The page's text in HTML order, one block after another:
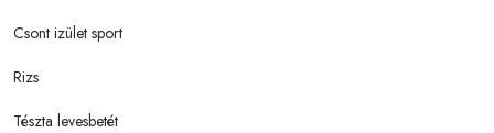
Csont izület sport
Rizs
Tészta levesbetét